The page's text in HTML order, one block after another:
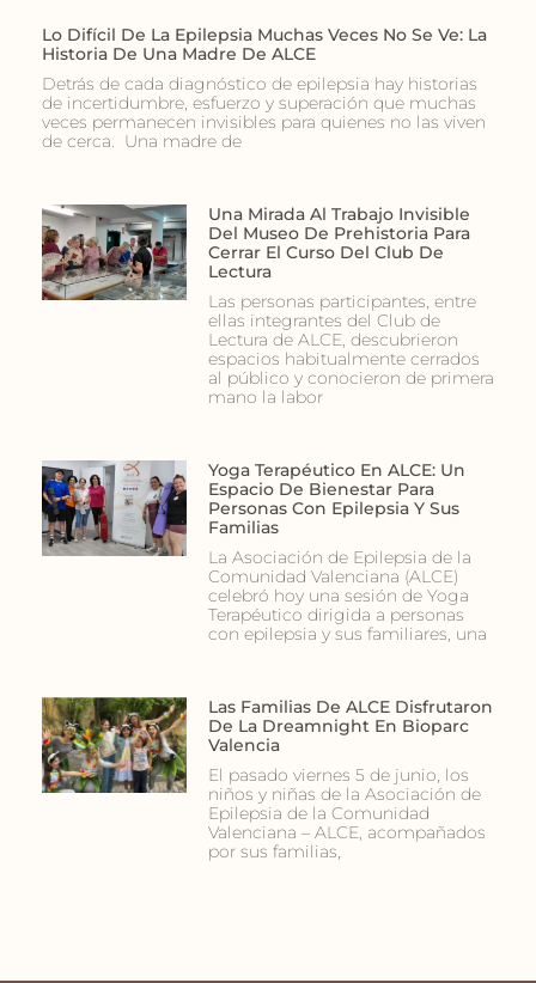
Lo Difícil De La Epilepsia Muchas Veces No Se Ve: La
Historia De Una Madre De ALCE
Detrás de cada diagnóstico de epilepsia hay historias
de incertidumbre, esfuerzo y superación que muchas
veces permanecen invisibles para quienes no las viven
de cerca. Una madre de
Una Mirada Al Trabajo Invisible
Del Museo De Prehistoria Para
Cerrar El Curso Del Club De
Lectura
Las personas participantes, entre
ellas integrantes del Club de
Lectura de ALCE, descubrieron
espacios habitualmente cerrados
al público y conocieron de primera
mano la labor
Yoga Terapéutico En ALCE: Un
Espacio De Bienestar Para
Personas Con Epilepsia Y Sus
Familias
La Asociación de Epilepsia de la
Comunidad Valenciana (ALCE)
celebró hoy una sesión de Yoga
Terapéutico dirigida a personas
con epilepsia y sus familiares, una
Las Familias De ALCE Disfrutaron
De La Dreamnight En Bioparc
Valencia
El pasado viernes 5 de junio, los
niños y niñas de la Asociación de
Epilepsia de la Comunidad
Valenciana – ALCE, acompañados
por sus familias,